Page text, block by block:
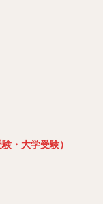
・大学受験）